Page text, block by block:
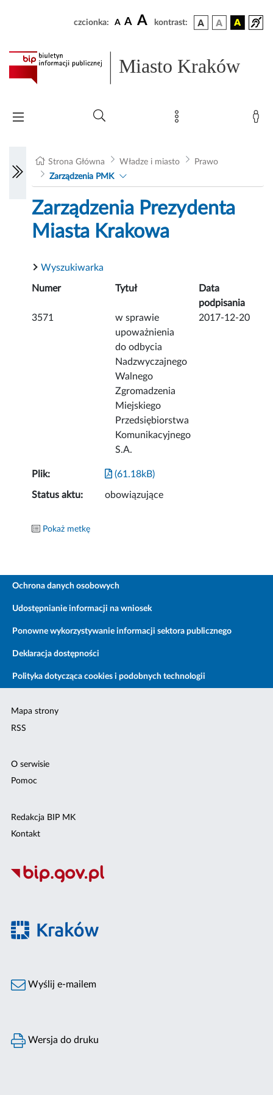
czcionka: A A A kontrast:
Miasto Kraków
Strona Główna Władze i miasto
Prawo
Zarządzenia PMK
Zarządzenia Prezydenta
Miasta Krakowa
Wyszukiwarka
Numer Tytuł
Data
podpisania
3571
w sprawie
upoważnienia
do odbycia
Nadzwyczajnego
Walnego
Zgromadzenia
Miejskiego
Przedsiębiorstwa
Komunikacyjnego
S.A.
2017-12-20
Plik: (61.18kB)
Status aktu: obowiązujące
Pokaż metkę
Ochrona danych osobowych
Udostępnianie informacji na wniosek
Ponowne wykorzystywanie informacji sektora publicznego
Deklaracja dostępności
Polityka dotycząca cookies i podobnych technologii
Mapa strony
RSS
O serwisie
Pomoc
Redakcja BIP MK
Kontakt
Wyślij e-mailem
Wersja do druku